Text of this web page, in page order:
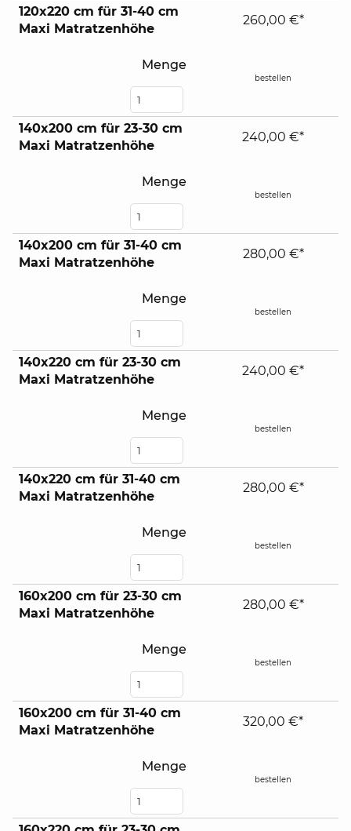
120x220 cm für 31-40 cm
Maxi Matratzenhöhe
Menge
260,00 €*
bestellen
140x200 cm für 23-30 cm
Maxi Matratzenhöhe
Menge
240,00 €*
bestellen
140x200 cm für 31-40 cm
Maxi Matratzenhöhe
Menge
280,00 €*
bestellen
140x220 cm für 23-30 cm
Maxi Matratzenhöhe
Menge
240,00 €*
bestellen
140x220 cm für 31-40 cm
Maxi Matratzenhöhe
Menge
280,00 €*
bestellen
160x200 cm für 23-30 cm
Maxi Matratzenhöhe
Menge
280,00 €*
bestellen
160x200 cm für 31-40 cm
Maxi Matratzenhöhe
Menge
320,00 €*
bestellen